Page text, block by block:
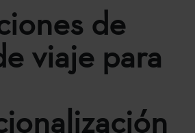
de
viaje para